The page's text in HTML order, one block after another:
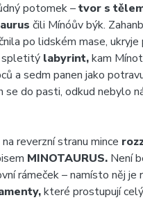
potomek –tvor s
čili Mínóův býk.
po lidském mase,
spletitý labyrint,kam
a sedm panen jako
se do pasti, odkud nebylo
reverzní stranu mince
MINOTAURUS. Není
rámeček – namísto něj je
které prostupují